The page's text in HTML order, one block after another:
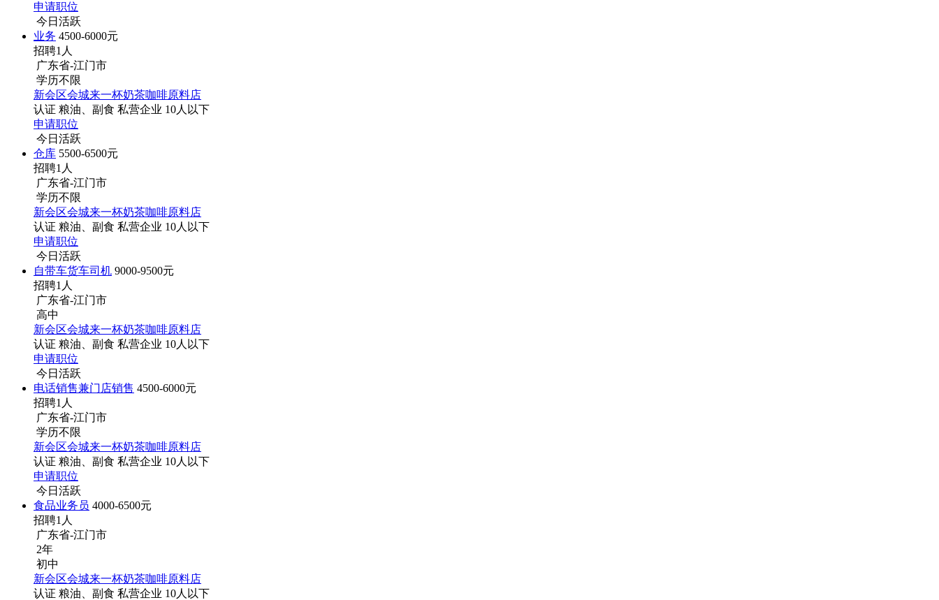
申请职位
今日活跃
业务 4500-6000元
招聘1人
广东省-江门市
学历不限
新会区会城来一杯奶茶咖啡原料店
认证 粮油、副食 私营企业 10人以下
申请职位
今日活跃
仓库 5500-6500元
招聘1人
广东省-江门市
学历不限
新会区会城来一杯奶茶咖啡原料店
认证 粮油、副食 私营企业 10人以下
申请职位
今日活跃
自带车货车司机 9000-9500元
招聘1人
广东省-江门市
高中
新会区会城来一杯奶茶咖啡原料店
认证 粮油、副食 私营企业 10人以下
申请职位
今日活跃
电话销售兼门店销售 4500-6000元
招聘1人
广东省-江门市
学历不限
新会区会城来一杯奶茶咖啡原料店
认证 粮油、副食 私营企业 10人以下
申请职位
今日活跃
食品业务员 4000-6500元
招聘1人
广东省-江门市
2年
初中
新会区会城来一杯奶茶咖啡原料店
认证 粮油、副食 私营企业 10人以下